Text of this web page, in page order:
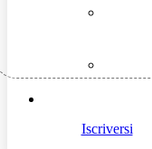
Iscriversi